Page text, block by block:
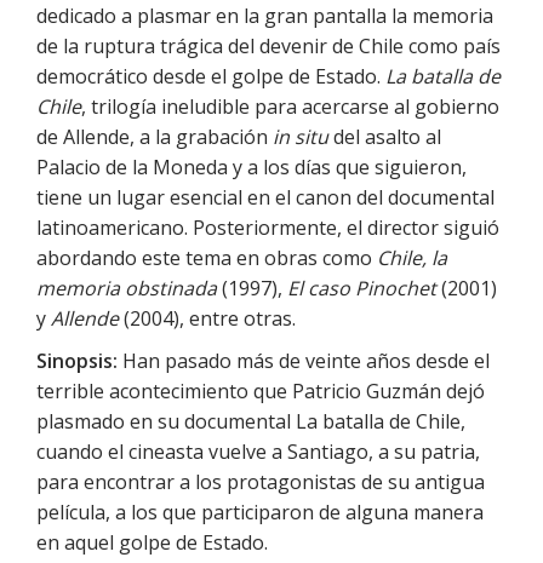
dedicado a plasmar en la gran pantalla la memoria
de la ruptura trágica del devenir de Chile como país
democrático desde el golpe de Estado. La batalla de
Chile, trilogía ineludible para acercarse al gobierno
de Allende, a la grabación in situdel asalto al
Palacio de la Moneda y a los días que siguieron,
tiene un lugar esencial en el canon del documental
latinoamericano. Posteriormente, el director siguió
abordando este tema en obras como Chile, la
memoria obstinada(1997), El caso Pinochet(2001)
yAllende(2004), entre otras.
Sinopsis: Han pasado más de veinte años desde el
terrible acontecimiento que Patricio Guzmán dejó
plasmado en su documental La batalla de Chile,
cuando el cineasta vuelve a Santiago, a su patria,
para encontrar a los protagonistas de su antigua
película, a los que participaron de alguna manera
en aquel golpe de Estado.